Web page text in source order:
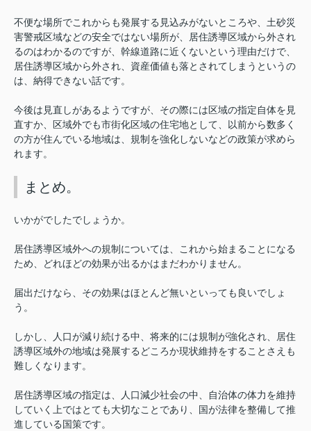
不便な場所でこれからも発展する見込みがないところや、土砂災
害警戒区域などの安全ではない場所が、居住誘導区域から外され
るのはわかるのですが、幹線道路に近くないという理由だけで、
居住誘導区域から外され、資産価値も落とされてしまうというの
は、納得できない話です。
今後は見直しがあるようですが、その際には区域の指定自体を見
直すか、区域外でも市街化区域の住宅地として、以前から数多く
の方が住んでいる地域は、規制を強化しないなどの政策が求めら
れます。
まとめ。
いかがでしたでしょうか。
居住誘導区域外への規制については、これから始まることになる
ため、どれほどの効果が出るかはまだわかりません。
届出だけなら、その効果はほとんど無いといっても良いでしょ
う。
しかし、人口が減り続ける中、将来的には規制が強化され、居住
誘導区域外の地域は発展するどころか現状維持をすることさえも
難しくなります。
居住誘導区域の指定は、人口減少社会の中、自治体の体力を維持
していく上ではとても大切なことであり、国が法律を整備して推
進している国策です。